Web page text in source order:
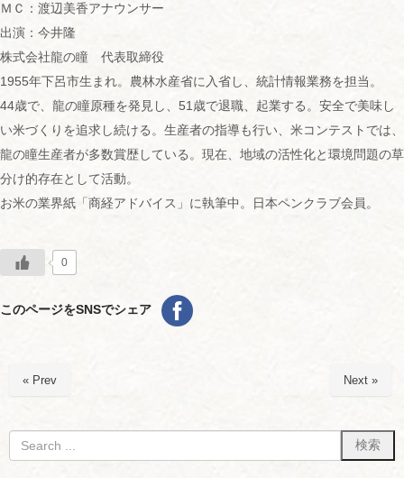
ＭＣ：渡辺美香アナウンサー
出演：今井隆
株式会社龍の瞳 代表取締役
1955年下呂市生まれ。農林水産省に入省し、統計情報業務を担当。
44歳で、龍の瞳原種を発見し、51歳で退職、起業する。安全で美味し
い米づくりを追求し続ける。生産者の指導も行い、米コンテストでは、
龍の瞳生産者が多数賞歴している。現在、地域の活性化と環境問題の草
分け的存在として活動。
お米の業界紙「商経アドバイス」に執筆中。日本ペンクラブ会員。
0
このページをSNSでシェア
« Prev Next »